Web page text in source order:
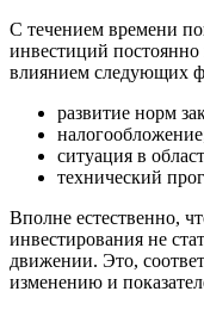
С течением времени
инвестиций
влиянием следующих
развитие норм
ситуация в
технический
Вполне естественно,
инвестирования не
движении. Это,
изменению и